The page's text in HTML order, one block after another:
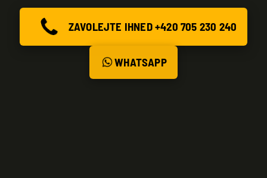
ZAVOLEJTE IHNED +420 705 230 240
WHATSAPP